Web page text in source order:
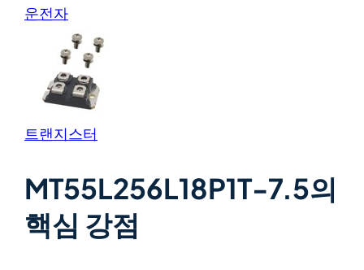
운전자
트랜지스터
MT55L256L18P1T-7.5의
핵심 강점